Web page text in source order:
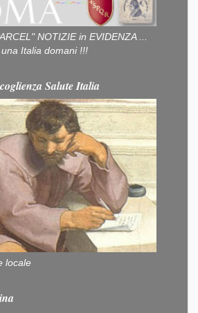
NOTIZIE in EVIDENZA ...
Italia domani !!!
Salute Italia
locale